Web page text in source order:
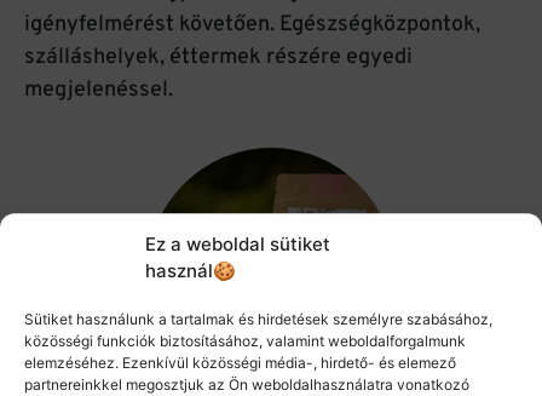
Ez a weboldal sütiket
használ🍪
Sütiket használunk a tartalmak és hirdetések személyre szabásához,
közösségi funkciók biztosításához, valamint weboldalforgalmunk
elemzéséhez. Ezenkívül közösségi média-, hirdető- és elemező
partnereinkkel megosztjuk az Ön weboldalhasználatra vonatkozó
igényfelmérést követően. Egészségközpontok,
szálláshelyek, éttermek részére egyedi
megjelenéssel.